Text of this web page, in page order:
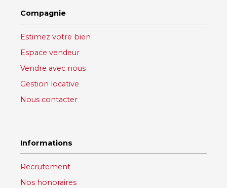
Compagnie
Estimez votre bien
Espace vendeur
Vendre avec nous
Gestion locative
Nous contacter
Informations
Recrutement
Nos honoraires